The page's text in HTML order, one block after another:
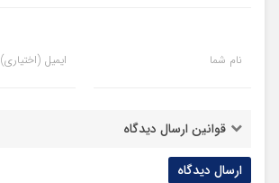
نام شما ایمیل (اختیاری)
قوانین ارسال دیدگاه